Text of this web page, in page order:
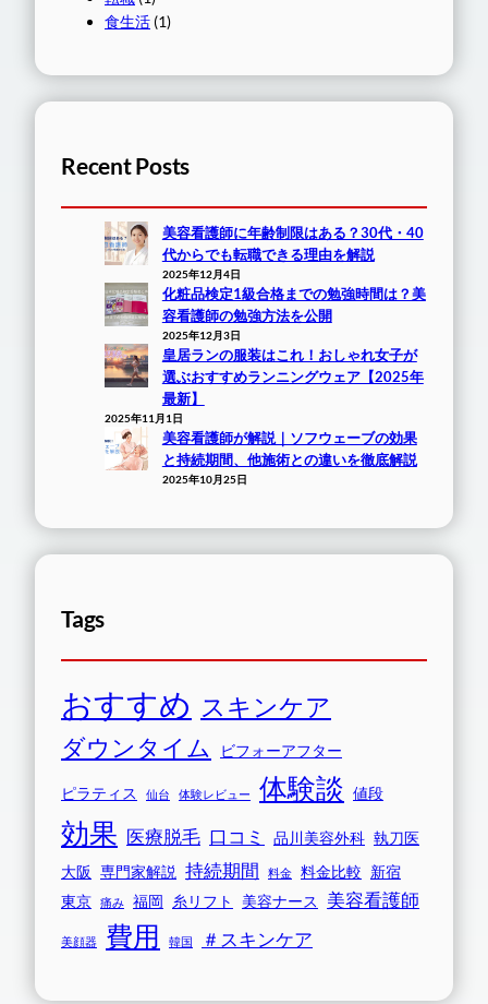
食生活 (1)
Recent Posts
美容看護師に年齢制限はある？30代・40
代からでも転職できる理由を解説
2025年12月4日
化粧品検定1級合格までの勉強時間は？美
容看護師の勉強方法を公開
2025年12月3日
皇居ランの服装はこれ！おしゃれ女子が
選ぶおすすめランニングウェア【2025年
最新】
2025年11月1日
美容看護師が解説｜ソフウェーブの効果
と持続期間、他施術との違いを徹底解説
2025年10月25日
Tags
おすすめ スキンケア
ダウンタイム ビフォーアフター
ピラティス 仙台 体験レビュー 体験談 値段
効果 医療脱毛 口コミ 品川美容外科 執刀医
大阪 専門家解説 持続期間 料金 料金比較 新宿
東京
痛み 福岡 糸リフト 美容ナース 美容看護師
美顔器 費用 韓国 ＃スキンケア